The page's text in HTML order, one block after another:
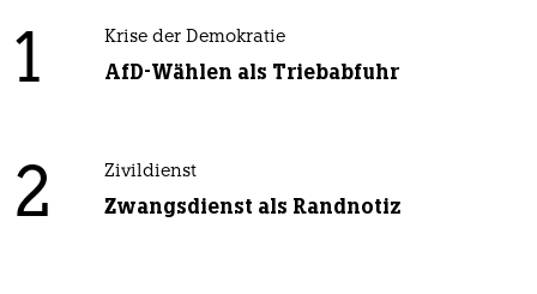
1 Krise der Demokratie
AfD-Wählen als Triebabfuhr
2 Zivildienst
Zwangsdienst als Randnotiz